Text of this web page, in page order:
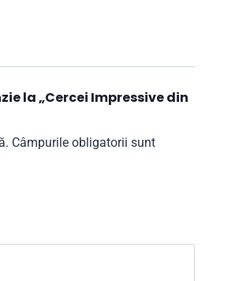
la „Cercei Impressive din
Câmpurile obligatorii sunt